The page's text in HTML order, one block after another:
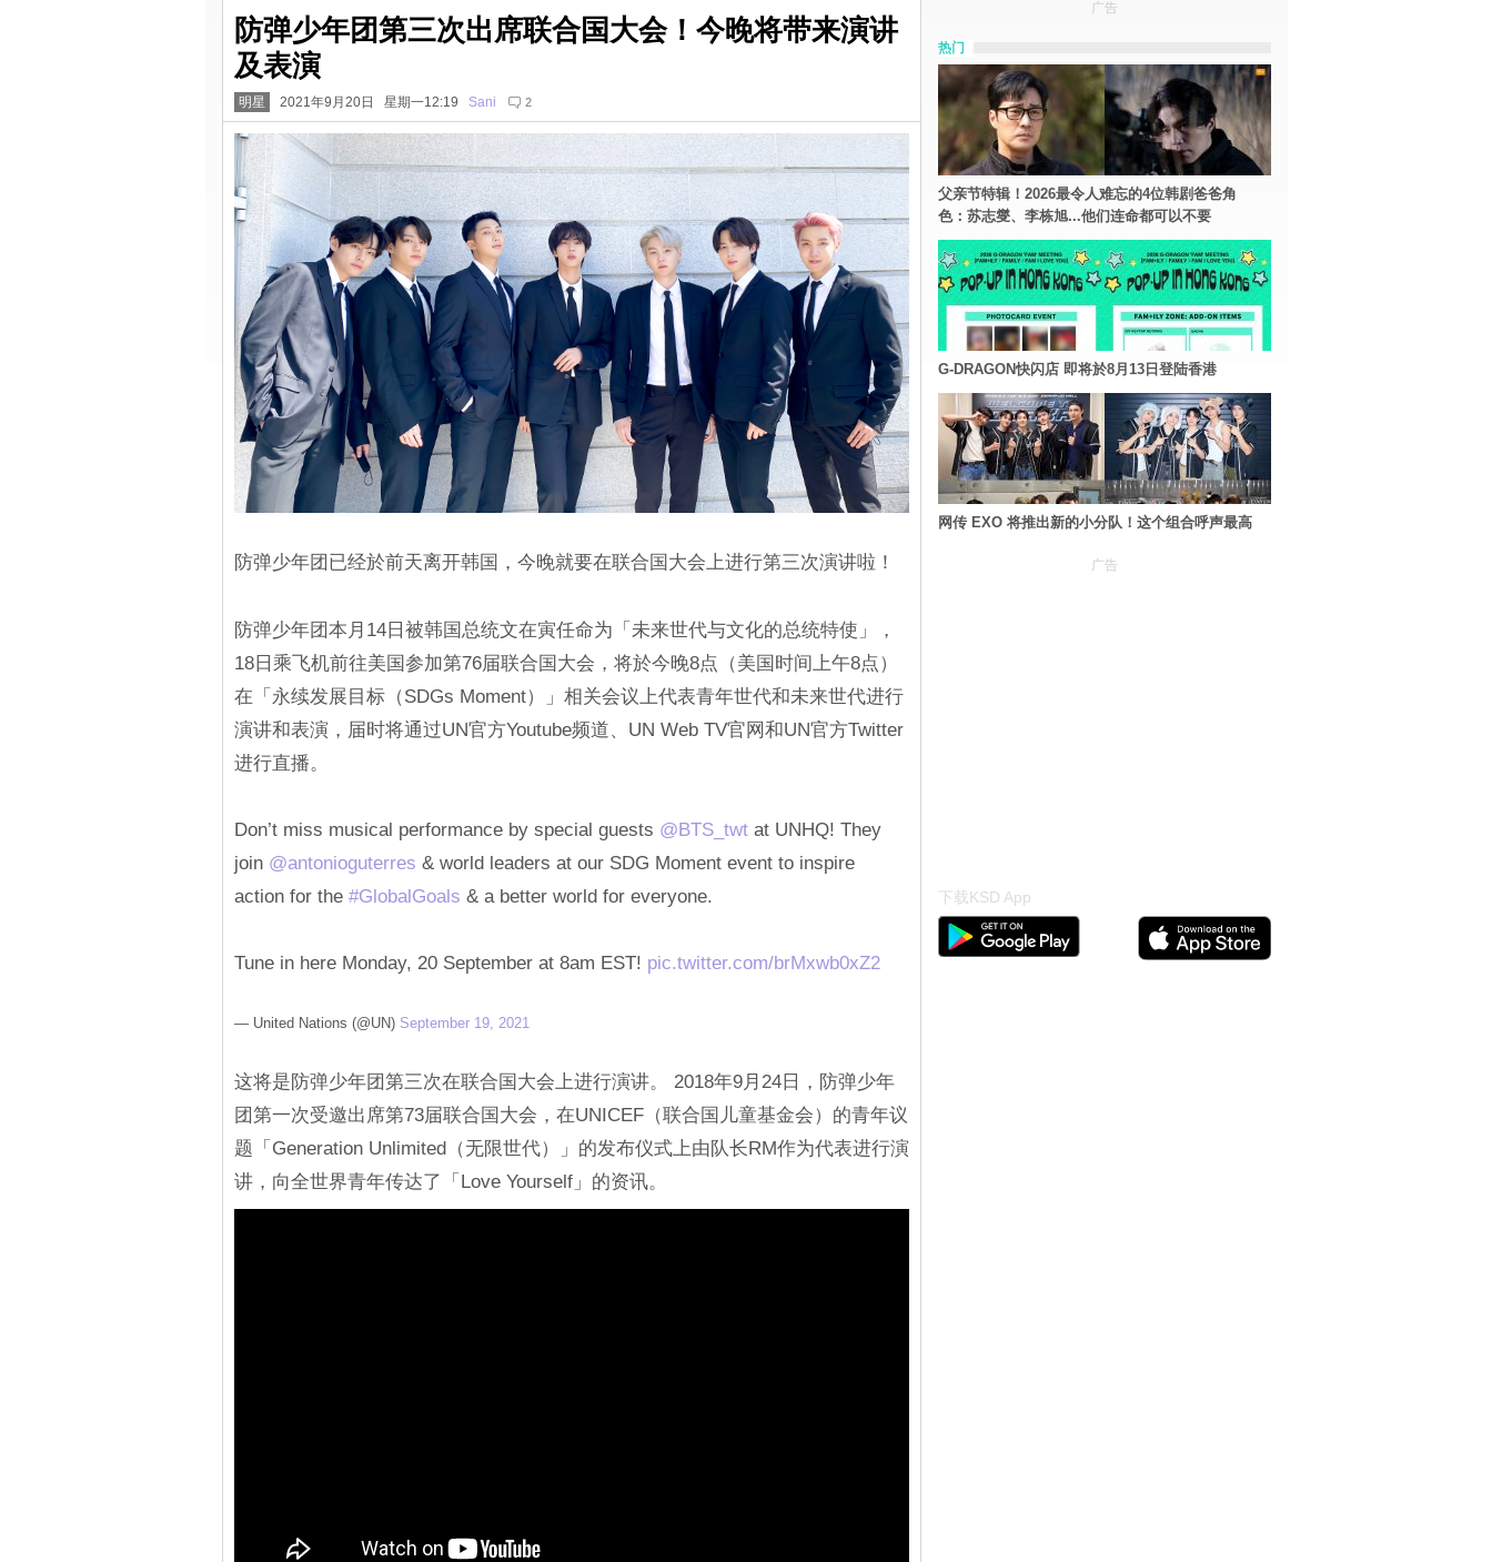
防弹少年团第三次出席联合国大会！今晚将带来演讲
及表演
明星 2021年9月20日 星期一12:19 Sani 2
防弹少年团已经於前天离开韩国，今晚就要在联合国大会上进行第三次演讲啦！
防弹少年团本月14日被韩国总统文在寅任命为「未来世代与文化的总统特使」，
18日乘飞机前往美国参加第76届联合国大会，将於今晚8点（美国时间上午8点）
在「永续发展目标（SDGs Moment）」相关会议上代表青年世代和未来世代进行
演讲和表演，届时将通过UN官方Youtube频道、UN Web TV官网和UN官方Twitter
进行直播。
Don’t miss musical performance by special guests @BTS_twtat UNHQ! They
join @antonioguterres & world leaders at our SDG Moment event to inspire
action for the #GlobalGoals & a better world for everyone.
Tune in here Monday, 20 September at 8am EST! pic.twitter.com/brMxwb0xZ2
— United Nations (@UN) September 19, 2021
这将是防弹少年团第三次在联合国大会上进行演讲。 2018年9月24日，防弹少年
团第一次受邀出席第73届联合国大会，在UNICEF（联合国儿童基金会）的青年议
题「Generation Unlimited（无限世代）」的发布仪式上由队长RM作为代表进行演
讲，向全世界青年传达了「Love Yourself」的资讯。
广告
热门
父亲节特辑！2026最令人难忘的4位韩剧爸爸角
色：苏志燮、李栋旭...他们连命都可以不要
G-DRAGON快闪店 即将於8月13日登陆香港
网传 EXO 将推出新的小分队！这个组合呼声最高
广告
下载KSD App